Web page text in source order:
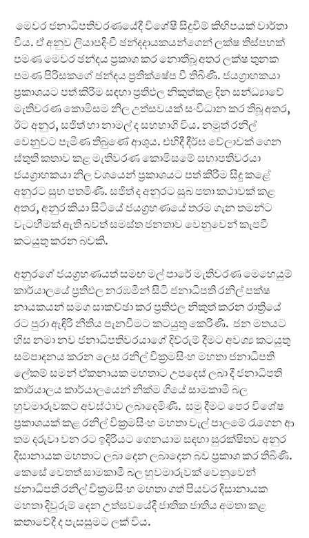
මෙවර ජනාධිපතිවරණයේදී විශේෂී සිදුවීම් කිහිපයක් වාර්තා
විය. ඒ අනුව ලියාපදිංචි ඡන්දදායකයන්ගෙන් ලක්ෂ තිස්පහක්
පමණ මෙවර ඡන්දය ප්‍රකාශ කර නොතිබූ අතර ලක්ෂ තුනක
පමණ පිරිසකගේ ඡන්දය ප්‍රතික්ෂේප වී තිබිණි. ජයග්‍රාහකයා
ප්‍රකාශයට පත් කිරීම සඳහා ප්‍රතිඵල නිකුත්කළ දින සන්ධ්‍යාවේ
මැතිවරණ කොමිසම නිල උත්සවයක් සංවිධාන කර තිබූ අතර,
ඊට අනුර, සජිත් හා නාමල් ද සහභාගි විය. නමුත් රනිල්
වෙනුවට පැමිණ තිබුණේ ආශුය. එහිදී දීර්ඝ වේලාවක් ගෙන
ස්තුති කතාව කළ මැතිවරණ කොමිසමේ සභාපතිවරයා
ජයග්‍රාහකයා නිල වශයෙන් ප්‍රකාශයට පත් කිරීම සිදු කළේ
අනුරට සුභ පතමිණි. සජිත් ද අනුරට සුබ පතා කථාවක් කළ
අතර, අනුර කියා සිටියේ ජයග්‍රහණයේ තරම ගැන තමන්ට
වැටහීමක් ඇති බවත් සමස්ත ජනතාව වෙනුවෙන් කැපවී
කටයුතු කරන බවකි.
අනුරගේ ජයග්‍රහණයත් සමඟ මල් පාරේ මැතිවරණ මෙහෙයුම්
කාර්යාලයේ ප්‍රතිඵල නරඹමින් සිටි ජනාධිපති රනිල් පක්ෂ
නායකයන් සමග සාකච්ඡා කර ප්‍රතිඵල නිකුත් කරන රාත්‍රියේ
රට පුරා ඇඳිරි නීතිය පැනවීමට කටයුතු කෙරිණි. ජන මතයට
හිස නමා නව ජනාධිපතිවරයාගේ දිව්රුම් දීමට අවශ්‍ය කටයුතු
සම්පාදනය කරන ලෙස රනිල් වික්‍රමසිංහ මහතා ජනාධිපති
ලේකම් සමන් ඒකනායක මහතාට උපදෙස් ලබා දී ජනාධිපති
කාර්යාලය කාර්යාලයෙන් නික්ම ගියේ සාමකාමී බල
හුවමාරුවකට අවස්ථාව ලබාදෙමිණී. සමු දීමට පෙර විශේෂ
ප්‍රකාශයක් කළ රනිල් වික්‍රමසිංහ මහතා වැල් පාලමේ රැගෙන ආ
තම දරුවා වන රට ඉදිරියට ගෙනයාම සඳහා සුරක්ෂිතව අනුර
දිසානායක මහතාට ලබා දෙන ලබාදෙන බව ප්‍රකාශ කර තිබිණි.
කෙසේ වෙතත් සාමකාමී බල හුවමාරුවක් වෙනුවෙන්
ඡනාධිපති රනිල් වික්‍රමසිංහ මහතා ගත් පියවර දිසානායක
මහතා දිවුරුම් දෙන උත්සවයේදී ජාතික ජාතිය අමතා කළ
කතාවේදී ද පැසසුමට ලක් විය.